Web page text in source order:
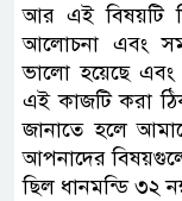
আর এই বিষয়টি
আলোচনা এবং
ভালো হয়েছে
এই কাজটি করা
জানাতে হলে
আপনাদের
ছিল ধানমন্ডি ৩২